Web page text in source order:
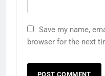
Save my name,
browser for the next